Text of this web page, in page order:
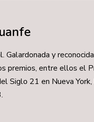
Galardonada y
premios, entre ellos el
Siglo 21 en Nueva York,